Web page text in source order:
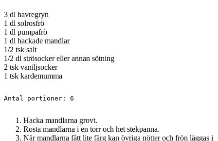
3 dl havregryn
1 dl solrosfrö
1 dl pumpafrö
1 dl hackade mandlar
1/2 tsk salt
1/2 dl strösocker eller annan sötning
2 tsk vaniljsocker
1 tsk kardemumma
Antal portioner: 6
Hacka mandlarna grovt.
Rosta mandlarna i en torr och het stekpanna.
När mandlarna fått lite färg kan övriga nötter och frön läggas i